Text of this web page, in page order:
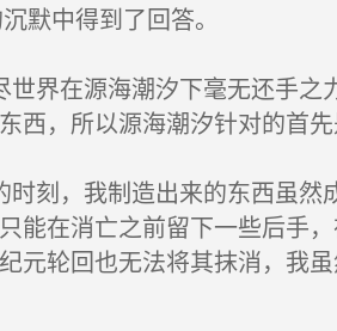
默中得到了回答。
界在源海潮汐下毫无还手
西，所以源海潮汐针对的首
刻，我制造出来的东西虽
能在消亡之前留下一些后手
元轮回也无法将其抹消，我